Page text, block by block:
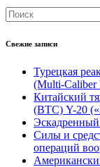
Свежие записи
Турецкая
(Multi-Caliber
Китайский
(BTC) Y-20
Эскадренный
Силы и
операций